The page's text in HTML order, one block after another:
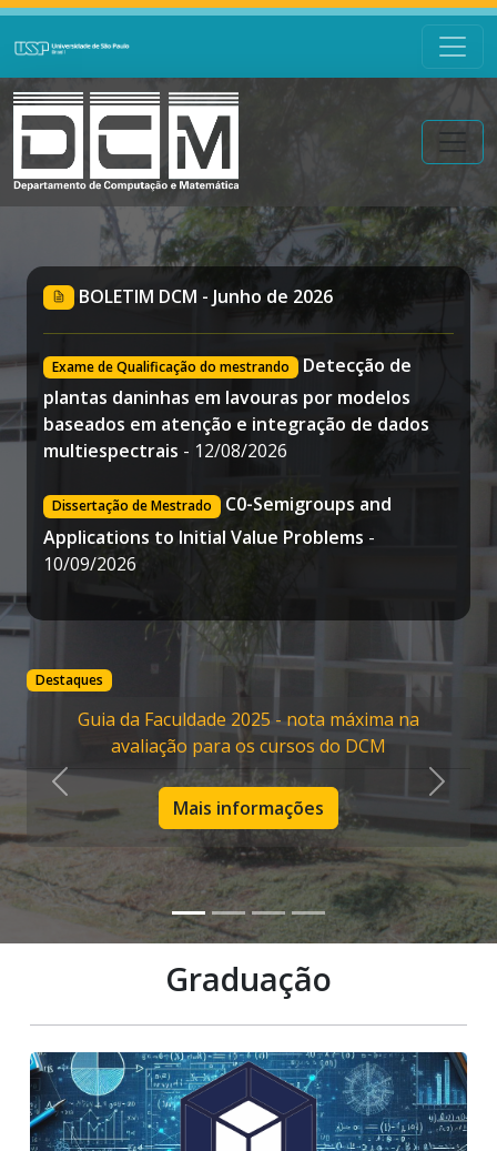
BOLETIM DCM - Junho de 2026
Exame de Qualificação do mestrando
Detecção de
plantas daninhas em lavouras por modelos
baseados em atenção e integração de dados
multiespectrais - 12/08/2026
Dissertação de Mestrado
C0-Semigroups and
Applications to Initial Value Problems -
10/09/2026
Destaques
Guia da Faculdade 2025 - nota máxima na
avaliação para os cursos do DCM
Mais informações
Anterior
Graduação